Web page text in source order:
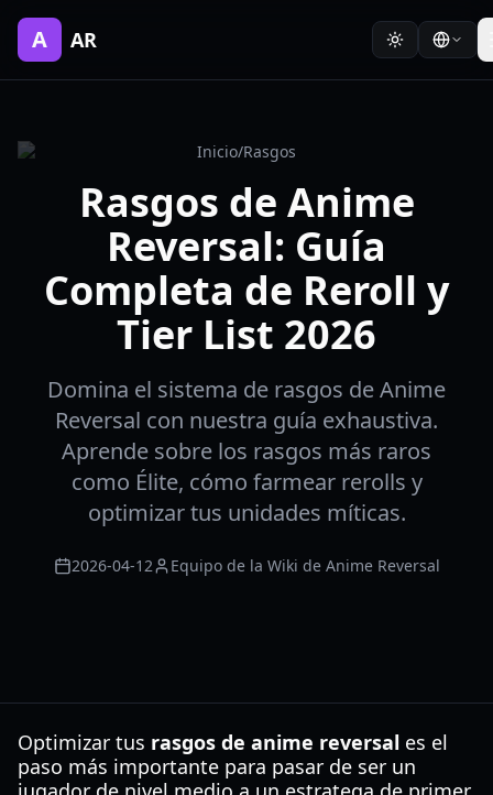
A AR
Inicio/Rasgos
Rasgos de Anime
Reversal: Guía
Completa de Reroll y
Tier List 2026
Domina el sistema de rasgos de Anime
Reversal con nuestra guía exhaustiva.
Aprende sobre los rasgos más raros
como Élite, cómo farmear rerolls y
optimizar tus unidades míticas.
2026-04-12 Equipo de la Wiki de Anime Reversal
Optimizar tus rasgos de anime reversal es el
paso más importante para pasar de ser un